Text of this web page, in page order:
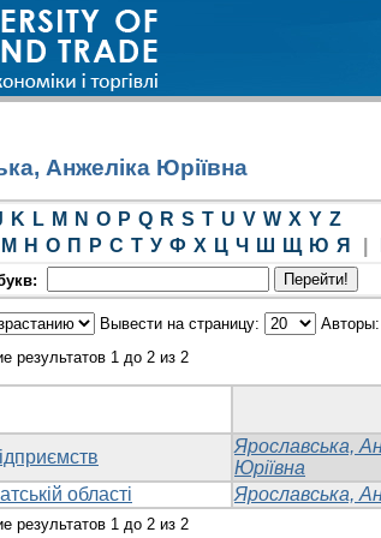
Анжеліка Юріївна
K L M N O P Q R S T U V W X Y Z
М Н О П Р С Т У Ф Х Ц Ч Ш Щ Ю Я
Вывести на страницу:
Авторы:
результатов 1 до 2 из 2
Ярославська,
Юріївна
області Ярославська,
результатов 1 до 2 из 2